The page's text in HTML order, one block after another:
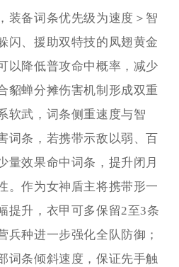
装备词条优先级为速度＞智
闪、援助双特技的凤翅黄金
以降低普攻命中概率，减少
貂蝉分摊伤害机制形成双重
软武，词条侧重速度与智
词条，若携带示敌以弱、百
量效果命中词条，提升闭月
。作为女神盾主将携带形一
提升，衣甲可多保留2至3条
兵种进一步强化全队防御；
词条倾斜速度，保证先手触